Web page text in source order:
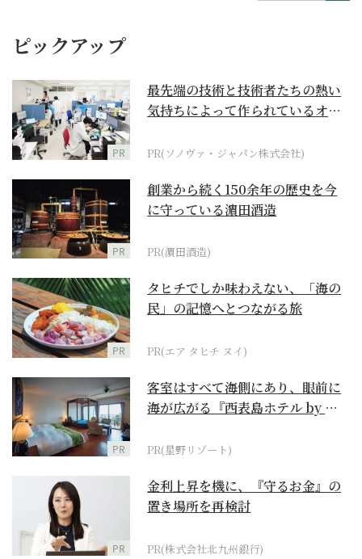
ピックアップ
PR
最先端の技術と技術者たちの熱い
気持ちによって作られているオー
PR(ソノヴァ・ジャパン株式会社)
PR
創業から続く150余年の歴史を今
に守っている濵田酒造
PR(濵田酒造)
PR
タヒチでしか味わえない、「海の
民」の記憶へとつながる旅
PR(エア タヒチ ヌイ)
PR
客室はすべて海側にあり、眼前に
海が広がる『西表島ホテル by 星
PR(星野リゾート)
PR
金利上昇を機に、『守るお金』の
置き場所を再検討
PR(株式会社北九州銀行)